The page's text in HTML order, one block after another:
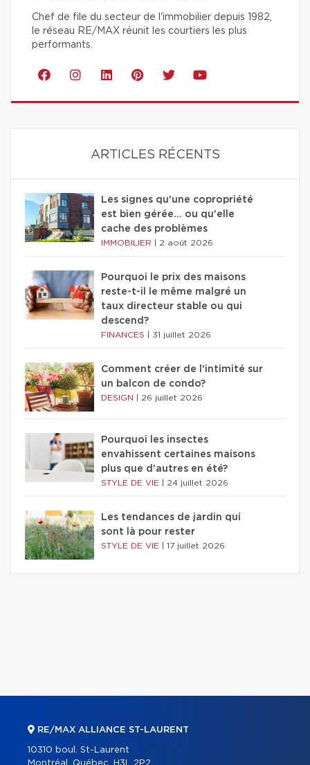
Chef de file du secteur de l'immobilier depuis 1982,
le réseau RE/MAX réunit les courtiers les plus
performants.
ARTICLES RÉCENTS
Les signes qu'une copropriété
est bien gérée… ou qu'elle
cache des problèmes
IMMOBILIER 2 août 2026
Pourquoi le prix des maisons
reste-t-il le même malgré un
taux directeur stable ou qui
descend?
FINANCES 31 juillet 2026
Comment créer de l'intimité sur
un balcon de condo?
DESIGN 26 juillet 2026
Pourquoi les insectes
envahissent certaines maisons
plus que d'autres en été?
STYLE DE VIE 24 juillet 2026
Les tendances de jardin qui
sont là pour rester
STYLE DE VIE 17 juillet 2026
RE/MAX ALLIANCE ST-LAURENT
10310 boul. St-Laurent